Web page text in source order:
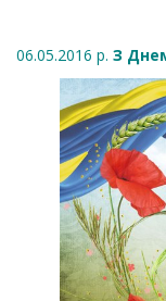
06.05.2016 р. З